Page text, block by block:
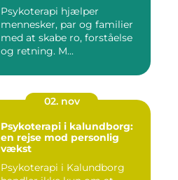
Psykoterapi hjælper
mennesker, par og familier
med at skabe ro, forståelse
og retning. M...
02. nov
Psykoterapi i kalundborg:
en rejse mod personlig
vækst
Psykoterapi i Kalundborg